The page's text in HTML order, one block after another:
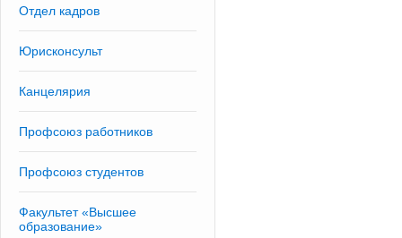
Отдел кадров
Юрисконсульт
Канцелярия
Профсоюз работников
Профсоюз студентов
Факультет «Высшее
образование»